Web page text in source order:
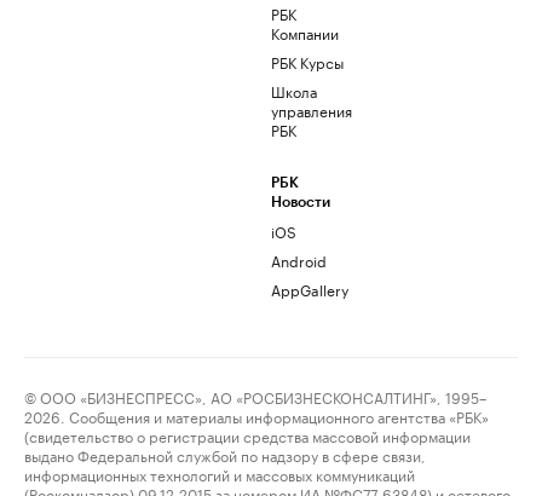
РБК
Компании
РБК Курсы
Школа
управления
РБК
РБК
Новости
iOS
Android
AppGallery
© ООО «БИЗНЕСПРЕСС», АО «РОСБИЗНЕСКОНСАЛТИНГ», 1995–
2026. Сообщения и материалы информационного агентства «РБК»
(свидетельство о регистрации средства массовой информации
выдано Федеральной службой по надзору в сфере связи,
информационных технологий и массовых коммуникаций